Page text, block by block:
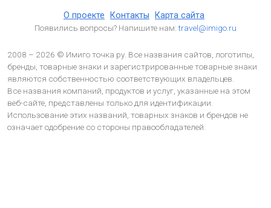
О проекте Контакты Карта сайта
Появились вопросы? Напишите нам:travel@imigo.ru
2008 – 2026 © Имиго точка ру. Все названия сайтов, логотипы,
бренды, товарные знаки и зарегистрированные товарные знаки
являются собственностью соответствующих владельцев.
Все названия компаний, продуктов и услуг, указанные на этом
веб-сайте, представлены только для идентификации.
Использование этих названий, товарных знаков и брендов не
означает одобрение со стороны правообладателей.